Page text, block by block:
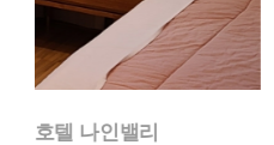
호텔 나인밸리